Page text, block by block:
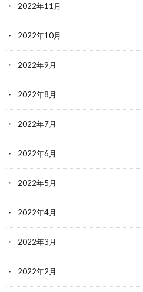
2022年11月
2022年10月
2022年9月
2022年8月
2022年7月
2022年6月
2022年5月
2022年4月
2022年3月
2022年2月